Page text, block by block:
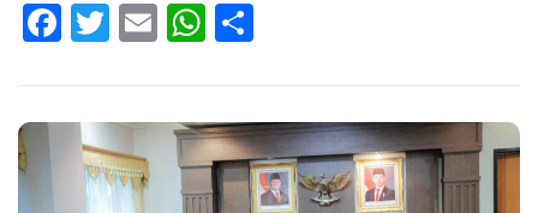
Facebook
Twitter
EmailWhatsApp